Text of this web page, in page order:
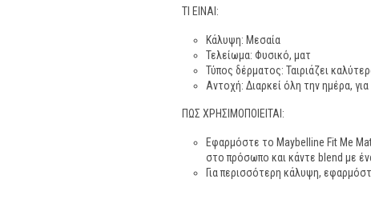
ΤΙ ΕΙΝΑΙ:
Κάλυψη: Μεσαία
Τελείωμα: Φυσικό, ματ
Τύπος δέρματος: Ταιριάζει
Αντοχή: Διαρκεί όλη την ημέρα,
ΠΩΣ ΧΡΗΣΙΜΟΠΟΙΕΙΤΑΙ:
Εφαρμόστε το Maybelline Fit Me
στο πρόσωπο και κάντε blend με
Για περισσότερη κάλυψη,